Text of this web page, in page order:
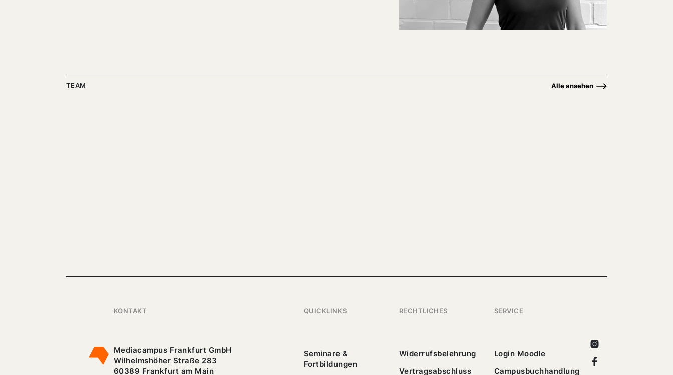
TEAM Alle ansehen
KONTAKT
Mediacampus Frankfurt GmbH
Wilhelmshöher Straße 283
60389 Frankfurt am Main
QUICKLINKS
Seminare &
Fortbildungen
RECHTLICHES
Widerrufsbelehrung
Vertragsabschluss
SERVICE
Login Moodle
Campusbuchhandlung
Instagram
Facebook